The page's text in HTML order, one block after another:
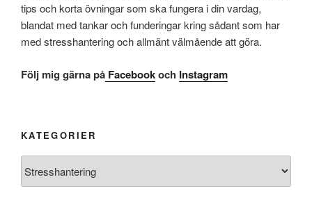
tips och korta övningar som ska fungera i din vardag,
blandat med tankar och funderingar kring sådant som har
med stresshantering och allmänt välmående att göra.
Följ mig gärna på Facebookoch Instagram
KATEGORIER